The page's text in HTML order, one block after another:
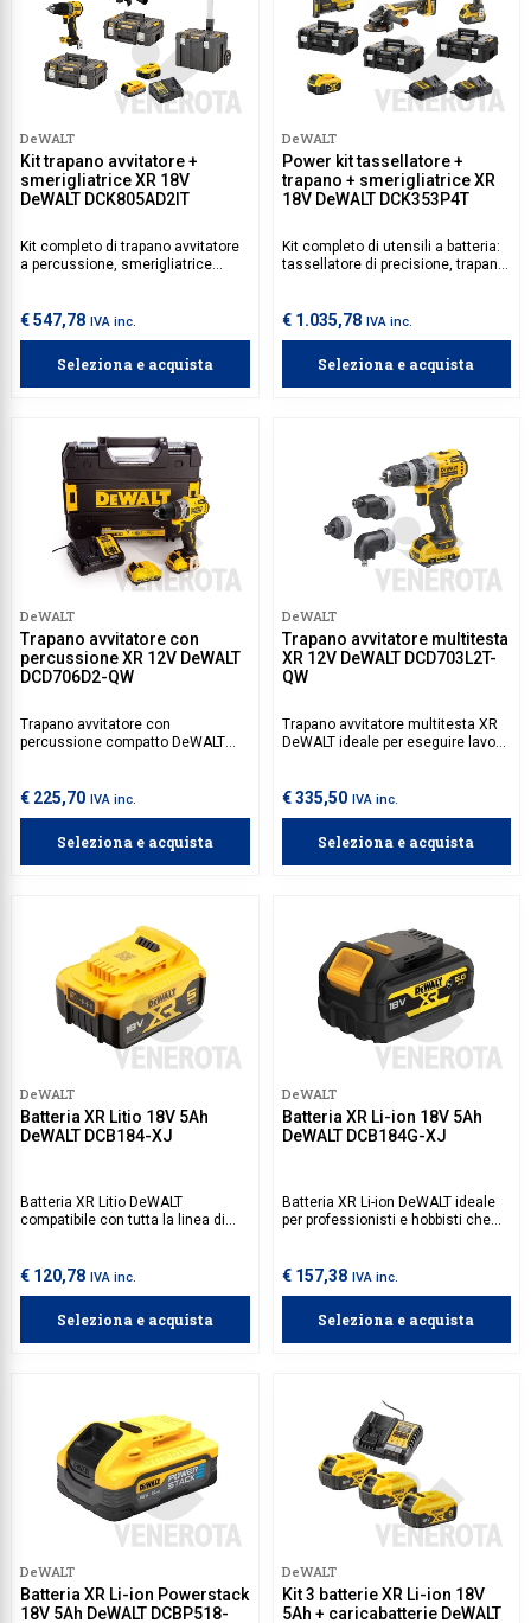
DeWALT
Kit trapano avvitatore +
smerigliatrice XR 18V
DeWALT DCK805AD2IT
Kit completo di trapano avvitatore
a percussione, smerigliatrice
€ 547,78 IVA inc.
Seleziona e acquista
DeWALT
Power kit tassellatore +
trapano + smerigliatrice XR
18V DeWALT DCK353P4T
Kit completo di utensili a batteria:
tassellatore di precisione, trapano
garantiscono versatilità e
prestazioni eccezionali.
€ 1.035,78 IVA inc.
Seleziona e acquista
DeWALT
Trapano avvitatore con
percussione XR 12V DeWALT
DCD706D2-QW
Trapano avvitatore con
percussione compatto DeWALT
di una funzione di percussione,
permette di affrontare facilmente
al suo mandrino autoserrante
consente una rapida sostituzione
€ 225,70 IVA inc.
Seleziona e acquista
DeWALT
Trapano avvitatore multitesta
XR 12V DeWALT DCD703L2T-
QW
Trapano avvitatore multitesta XR
DeWALT ideale per eseguire lavori
necessitare manutenzione
straordinaria. La sua
consente di passare rapidamente
tra diverse funzioni, rendendolo
€ 335,50 IVA inc.
Seleziona e acquista
DeWALT
Batteria XR Litio 18V 5Ah
DeWALT DCB184-XJ
Batteria XR Litio DeWALT
compatibile con tutta la linea di
batteria. Ideale per tutte le
applicazioni che richiedono
€ 120,78 IVA inc.
Seleziona e acquista
DeWALT
Batteria XR Li-ion 18V 5Ah
DeWALT DCB184G-XJ
Batteria XR Li-ion DeWALT ideale
per professionisti e hobbisti che
anche in spazi ristretti. La
tecnologia XR assicura una
utile, ed è compatibile con tutti gli
utensili DeWalt della serie XR.
€ 157,38 IVA inc.
Seleziona e acquista
DeWALT
Batteria XR Li-ion Powerstack
18V 5Ah DeWALT DCBP518-
DeWALT
Kit 3 batterie XR Li-ion 18V
5Ah + caricabatterie DeWALT